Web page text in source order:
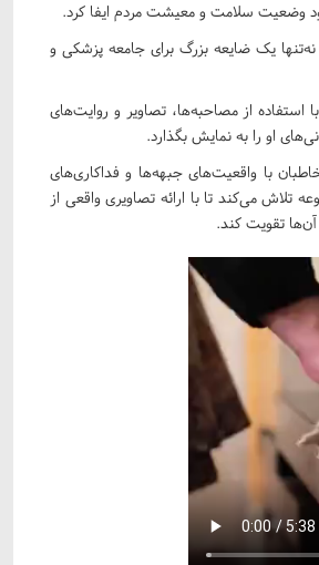
وضعیت سلامت و معیشت مردم ایفا کرد.
یک ضایعه بزرگ برای جامعه پزشکی و
از مصاحبه‌ها، تصاویر و روایت‌های
او را به نمایش بگذارد.
با واقعیت‌های جبهه‌ها و فداکاری‌های
می‌کند تا با ارائه تصاویری واقعی از
تقویت کند.